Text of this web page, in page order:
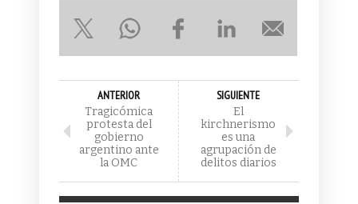
ANTERIOR
Tragicómica
protesta del
gobierno
argentino ante
la OMC
SIGUIENTE
El
kirchnerismo
es una
agrupación de
delitos diarios